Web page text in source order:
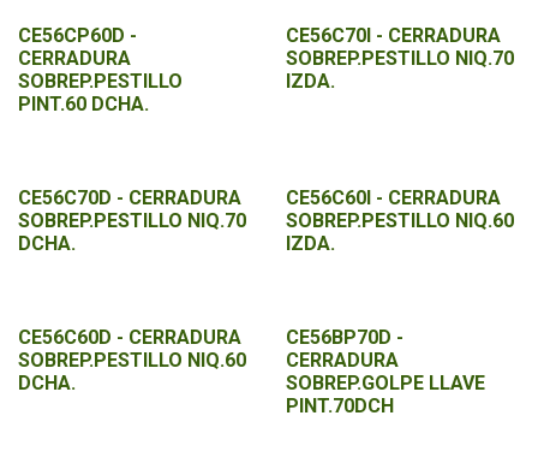
CE56CP60D -
CERRADURA
SOBREP.PESTILLO
PINT.60 DCHA.
CE56C70I - CERRADURA
SOBREP.PESTILLO NIQ.70
IZDA.
CE56C70D - CERRADURA
SOBREP.PESTILLO NIQ.70
DCHA.
CE56C60I - CERRADURA
SOBREP.PESTILLO NIQ.60
IZDA.
CE56C60D - CERRADURA
SOBREP.PESTILLO NIQ.60
DCHA.
CE56BP70D -
CERRADURA
SOBREP.GOLPE LLAVE
PINT.70DCH